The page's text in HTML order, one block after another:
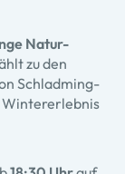
Natur-
zu den
Schladming-
Wintererlebnis